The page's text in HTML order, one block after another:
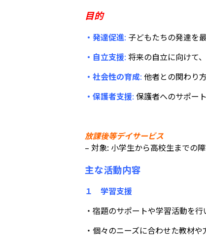
目的
・発達促進: 子どもたちの発達を
・自立支援: 将来の自立に向けて
・社会性の育成: 他者との関わり
・保護者支援: 保護者へのサポー
放課後等デイサービス
– 対象: 小学生から高校生までの
主な活動内容
１ 学習支援
・宿題のサポートや学習活動を
・個々のニーズに合わせた教材